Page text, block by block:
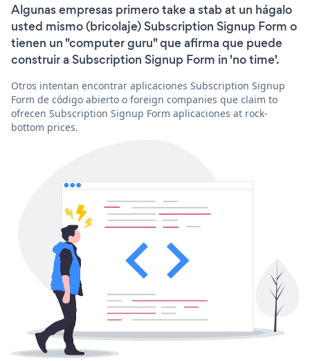
Algunas empresas primero take a stab at un hágalo
usted mismo (bricolaje) Subscription Signup Form o
tienen un "computer guru" que afirma que puede
construir a Subscription Signup Form in 'no time'.
Otros intentan encontrar aplicaciones Subscription Signup
Form de código abierto o foreign companies que claim to
ofrecen Subscription Signup Form aplicaciones at rock-
bottom prices.